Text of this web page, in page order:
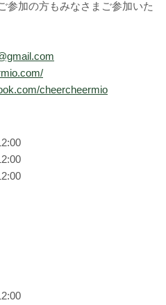
参加の方もみなさまご参加いた
cheercheermio